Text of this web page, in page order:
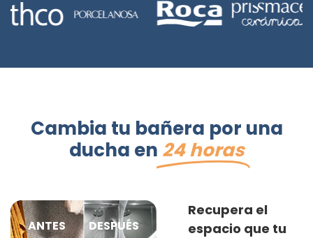
Cambia tu bañera por una
ducha en 24 horas
ANTES DESPUÉS
Recupera el
espacio que tu